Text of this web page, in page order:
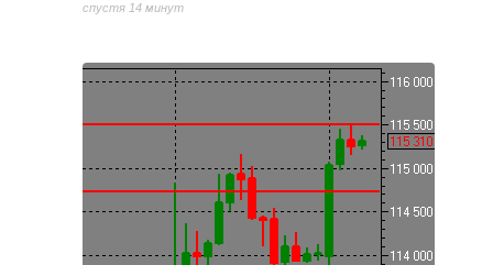
спустя 14 минут